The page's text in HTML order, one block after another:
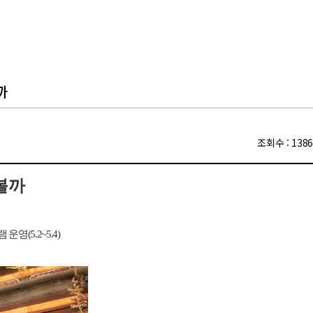
조회수: 1386
까
운영(5.2~5.4)